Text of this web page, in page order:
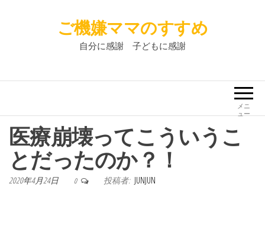
ご機嫌ママのすすめ
自分に感謝 子どもに感謝
メニ
ュー
医療崩壊ってこういうこ
とだったのか？！
2020年4月24日 0 投稿者: JUNJUN